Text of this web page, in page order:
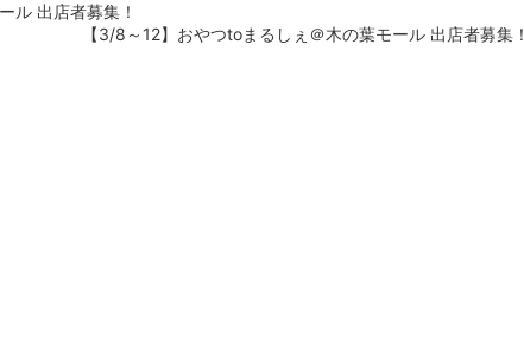
ル 出店者募集！
【3/8～12】おやつtoまるしぇ＠木の葉モール 出店者募集！